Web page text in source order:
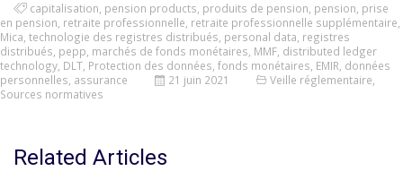
capitalisation pension products produits de pension pension prise
en pension retraite professionnelle retraite professionnelle supplémentaire
Mica technologie des registres distribués personal data registres
distribués pepp marchés de fonds monétaires MMF distributed ledger
technology DLT Protection des données fonds monétaires EMIR données
personnelles assurance 21 juin 2021 Veille réglementaire
Sources normatives
Related Articles